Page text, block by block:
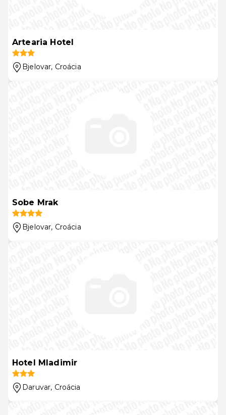
Artearia Hotel
Bjelovar, Croácia
Sobe Mrak
Bjelovar, Croácia
Hotel Mladimir
Daruvar, Croácia